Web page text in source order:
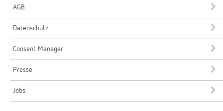
AGB
Datenschutz
Consent Manager
Presse
Jobs